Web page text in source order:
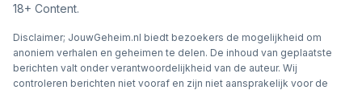
18+ Content.
Disclaimer; JouwGeheim.nl biedt bezoekers de mogelijkheid om
anoniem verhalen en geheimen te delen. De inhoud van geplaatste
berichten valt onder verantwoordelijkheid van de auteur. Wij
controleren berichten niet vooraf en zijn niet aansprakelijk voor de